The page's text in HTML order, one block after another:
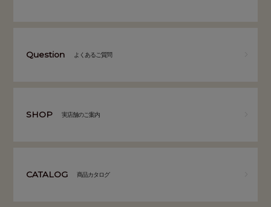
Question よくあるご質問
SHOP 実店舗のご案内
CATALOG 商品カタログ